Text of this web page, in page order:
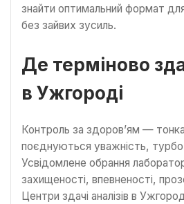
знайти оптимальний формат
без зайвих зусиль.
Де терміново
в Ужгороді
Контроль за здоров’ям —
поєднуються уважність,
Усвідомлене обрання
захищеності, впевненості,
Центри здачі аналізів в